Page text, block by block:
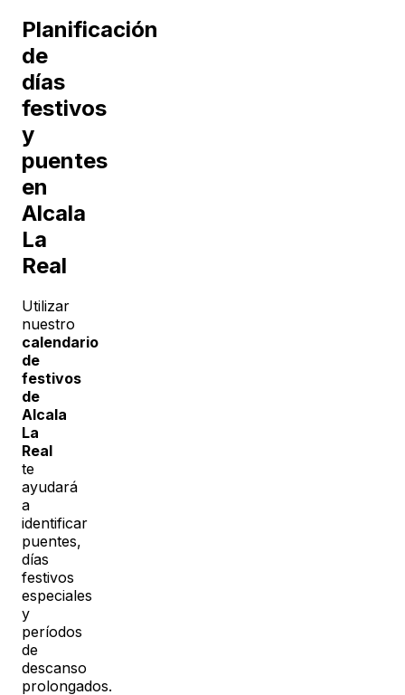
Planificación
de
días
festivos
y
puentes
en
Alcala
La
Real
Utilizar
nuestro
calendario
de
festivos
de
Alcala
La
Real
te
ayudará
a
identificar
puentes,
días
festivos
especiales
y
períodos
de
descanso
prolongados.